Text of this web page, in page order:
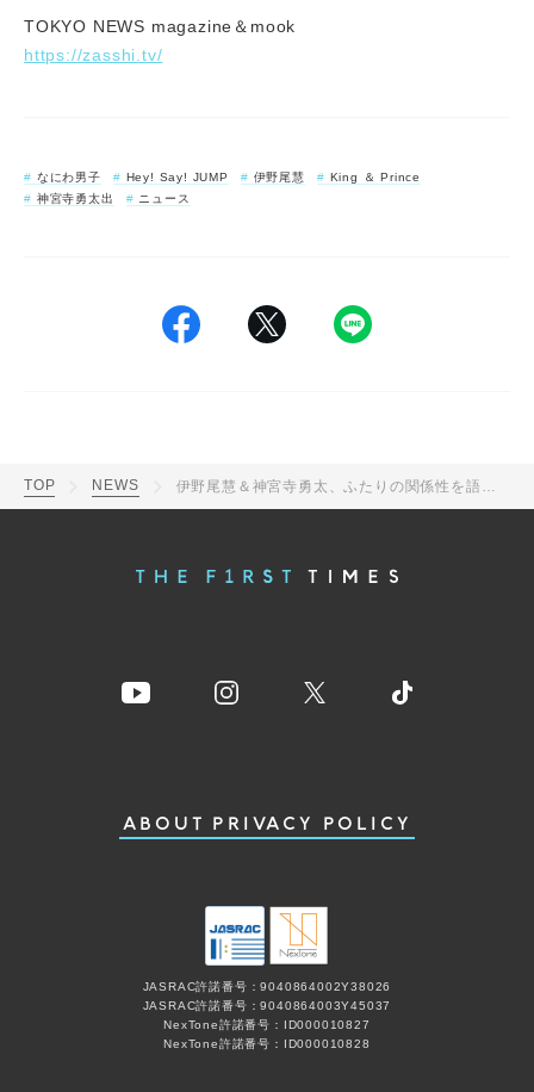
TOKYO NEWS magazine＆mook
https://zasshi.tv/
なにわ男子 Hey! Say! JUMP 伊野尾慧
King ＆ Prince
神宮寺勇太出
ニュース
TOP NEWS
ABOUT PRIVACY POLICY
JASRAC許諾番号：9040864002Y38026
JASRAC許諾番号：9040864003Y45037
NexTone許諾番号：ID000010827
NexTone許諾番号：ID000010828